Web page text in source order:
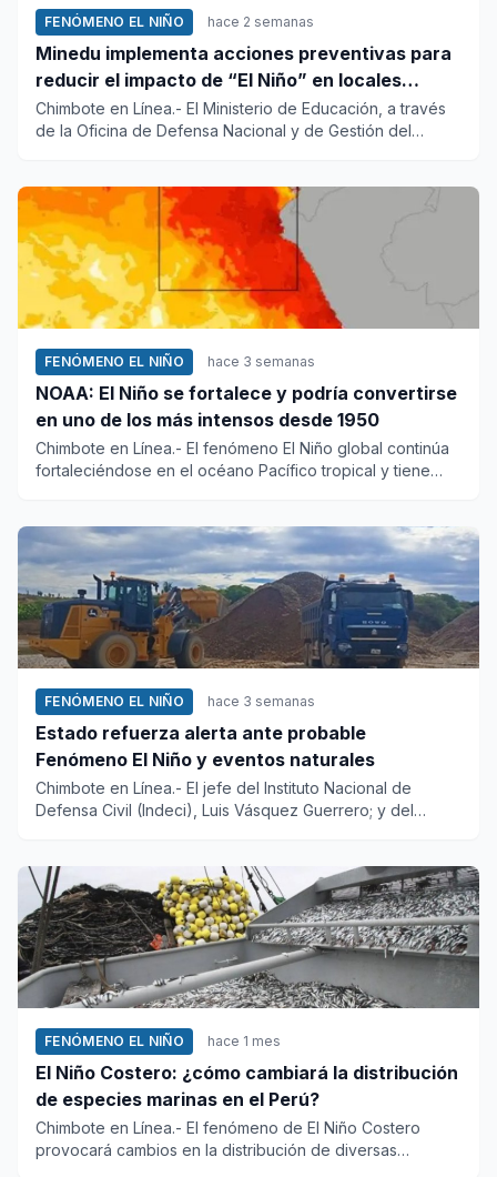
FENÓMENO EL NIÑO hace 2 semanas
Minedu implementa acciones preventivas para
reducir el impacto de “El Niño” en locales
escolares del país
Chimbote en Línea.- El Ministerio de Educación, a través
de la Oficina de Defensa Nacional y de Gestión del
FENÓMENO EL NIÑO hace 3 semanas
NOAA: El Niño se fortalece y podría convertirse
en uno de los más intensos desde 1950
Chimbote en Línea.- El fenómeno El Niño global continúa
fortaleciéndose en el océano Pacífico tropical y tiene
FENÓMENO EL NIÑO hace 3 semanas
Estado refuerza alerta ante probable
Fenómeno El Niño y eventos naturales
Chimbote en Línea.- El jefe del Instituto Nacional de
Defensa Civil (Indeci), Luis Vásquez Guerrero; y del
FENÓMENO EL NIÑO hace 1 mes
El Niño Costero: ¿cómo cambiará la distribución
de especies marinas en el Perú?
Chimbote en Línea.- El fenómeno de El Niño Costero
provocará cambios en la distribución de diversas